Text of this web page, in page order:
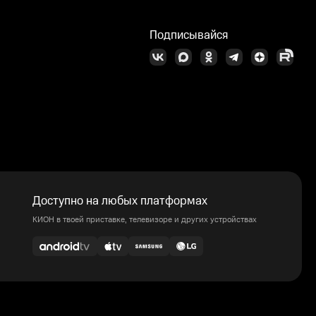
Подписывайся
Доступно на любых платформах
КИОН в твоей приставке, телевизоре и других устройствах